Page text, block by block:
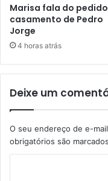
Marisa fala do
casamento de Pedro
Jorge
4 horas atrás
Deixe um
O seu endereço de e-
obrigatórios são